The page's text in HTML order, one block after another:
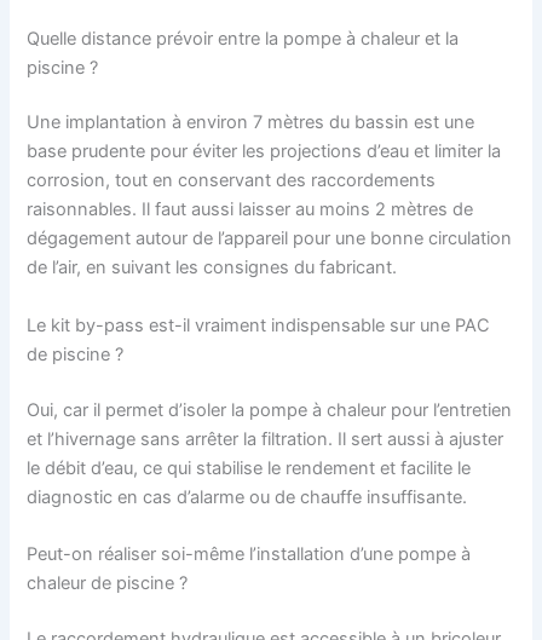
Quelle distance prévoir entre la pompe à chaleur et la
piscine ?
Une implantation à environ 7 mètres du bassin est une
base prudente pour éviter les projections d’eau et limiter la
corrosion, tout en conservant des raccordements
raisonnables. Il faut aussi laisser au moins 2 mètres de
dégagement autour de l’appareil pour une bonne circulation
de l’air, en suivant les consignes du fabricant.
Le kit by-pass est-il vraiment indispensable sur une PAC
de piscine ?
Oui, car il permet d’isoler la pompe à chaleur pour l’entretien
et l’hivernage sans arrêter la filtration. Il sert aussi à ajuster
le débit d’eau, ce qui stabilise le rendement et facilite le
diagnostic en cas d’alarme ou de chauffe insuffisante.
Peut-on réaliser soi-même l’installation d’une pompe à
chaleur de piscine ?